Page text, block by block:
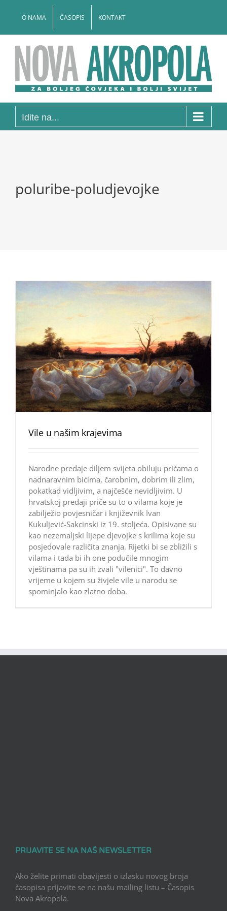
O NAMA ČASOPIS KONTAKT
Idite na...
poluribe-poludjevojke
Vile u našim krajevima
Narodne predaje diljem svijeta obiluju pričama o
nadnaravnim bićima, čarobnim, dobrim ili zlim,
pokatkad vidljivim, a najčešće nevidljivim. U
hrvatskoj predaji priče su to o vilama koje je
zabilježio povjesničar i književnik Ivan
Kukuljević-Sakcinski iz 19. stoljeća. Opisivane su
kao nezemaljski lijepe djevojke s krilima koje su
posjedovale različita znanja. Rijetki bi se zbližili s
vilama i tada bi ih one podučile mnogim
vještinama pa su ih zvali "vilenici". To davno
vrijeme u kojem su živjele vile u narodu se
spominjalo kao zlatno doba.
PRIJAVITE SE NA NAŠ NEWSLETTER
Ako želite primati obavijesti o izlasku novog broja
časopisa prijavite se na našu mailing listu – Časopis
Nova Akropola.